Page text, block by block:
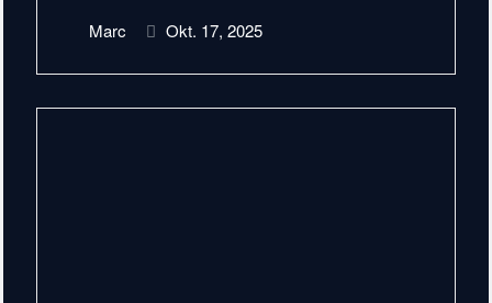
Marc Okt. 17, 2025